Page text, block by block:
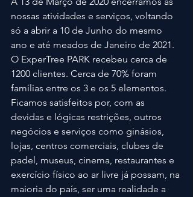
nossas atividades e serviços, voltando
só a abrir a 10 de Junho do mesmo
ano e até meados de Janeiro de 2021.
O ExperTree PARK recebeu cerca de
1200 clientes. Cerca de 70% foram
famílias entre os 3 e os 5 elementos.
Ficamos satisfeitos por, com as
devidas e lógicas restrições, outros
negócios e serviços como ginásios,
lojas, centros comerciais, clubes de
padel, museus, cinema, restaurantes e
exercício físico ao ar livre já possam, na
maioria do país, ser uma realidade a